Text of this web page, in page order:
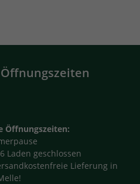
Öffnungszeiten:
Laden geschlossen
Lieferung in